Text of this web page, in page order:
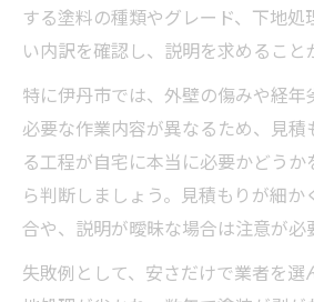
する塗料の種類やグレード、下地処
い内訳を確認し、説明を求めること
特に伊丹市では、外壁の傷みや経年
必要な作業内容が異なるため、見積
る工程が自宅に本当に必要かどう
ら判断しましょう。見積もりが細
合や、説明が曖昧な場合は注意が必
失敗例として、安さだけで業者を選